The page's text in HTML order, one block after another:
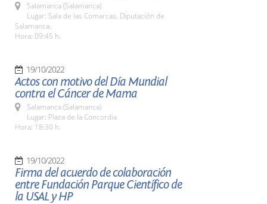
Salamanca (Salamanca)
Lugar: Sala de las Comarcas. Diputación de
Salamanca.
Hora: 09:45 h.
19/10/2022
Actos con motivo del Día Mundial
contra el Cáncer de Mama
Salamanca (Salamanca)
Lugar: Plaza de la Concordia
Hora: 18:30 h.
19/10/2022
Firma del acuerdo de colaboración
entre Fundación Parque Científico de
la USAL y HP